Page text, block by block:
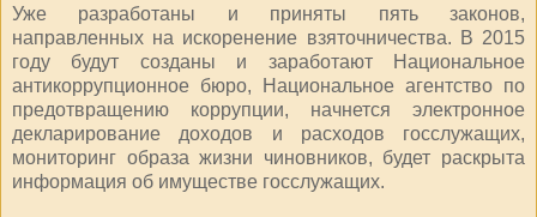
Уже разработаны и приняты пять законов,
направленных на искоренение взяточничества. В 2015
году будут созданы и заработают Национальное
антикоррупционное бюро, Национальное агентство по
предотвращению коррупции, начнется электронное
декларирование доходов и расходов госслужащих,
мониторинг образа жизни чиновников, будет раскрыта
информация об имуществе госслужащих.